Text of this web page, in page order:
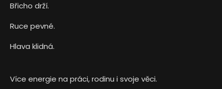
Břicho drží.
Ruce pevné.
Hlava klidná.
Více energie na práci, rodinu i svoje věci.